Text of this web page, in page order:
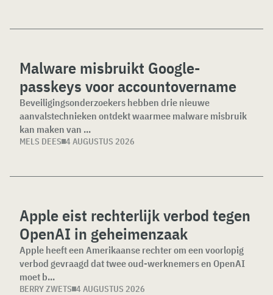
Malware misbruikt Google-
passkeys voor accountovername
Beveiligingsonderzoekers hebben drie nieuwe
aanvalstechnieken ontdekt waarmee malware misbruik
kan maken van ...
MELS DEES 4 AUGUSTUS 2026
Apple eist rechterlijk verbod tegen
OpenAI in geheimenzaak
Apple heeft een Amerikaanse rechter om een voorlopig
verbod gevraagd dat twee oud-werknemers en OpenAI
moet b...
BERRY ZWETS 4 AUGUSTUS 2026